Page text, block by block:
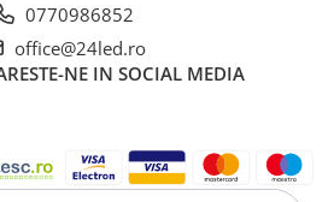
0770986852
office@24led.ro
NE IN SOCIAL MEDIA